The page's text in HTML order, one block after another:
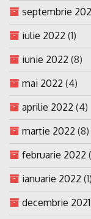
septembrie
iulie 2022 (1)
iunie 2022 (8)
mai 2022 (4)
aprilie 2022 (4)
martie 2022 (8)
februarie 2022
ianuarie 2022 (1)
decembrie 2021